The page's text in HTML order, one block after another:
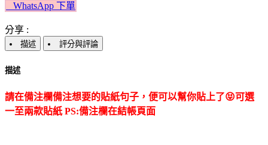
W​​hatsApp 下單​​​​​​
分享 :
描述 評分與評論
描述
請在備注欄備注想要的貼紙句子，便可以幫你貼上了😝可選
一至兩款貼紙 PS:備注欄在結帳頁面